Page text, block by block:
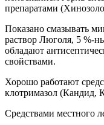
препаратами
Показано смазывать
раствор Люголя, 5 %-
обладают
свойствами.
Хорошо работают
клотримазол (Кандид,
Средствами местного